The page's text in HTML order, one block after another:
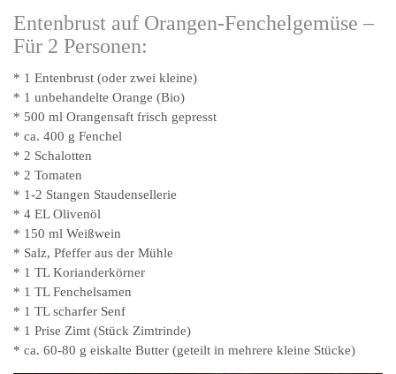
Entenbrust auf Orangen-Fenchelgemüse –
Für 2 Personen:
* 1 Entenbrust (oder zwei kleine)
* 1 unbehandelte Orange (Bio)
* 500 ml Orangensaft frisch gepresst
* ca. 400 g Fenchel
* 2 Schalotten
* 2 Tomaten
* 1-2 Stangen Staudensellerie
* 4 EL Olivenöl
* 150 ml Weißwein
* Salz, Pfeffer aus der Mühle
* 1 TL Korianderkörner
* 1 TL Fenchelsamen
* 1 TL scharfer Senf
* 1 Prise Zimt (Stück Zimtrinde)
* ca. 60-80 g eiskalte Butter (geteilt in mehrere kleine Stücke)